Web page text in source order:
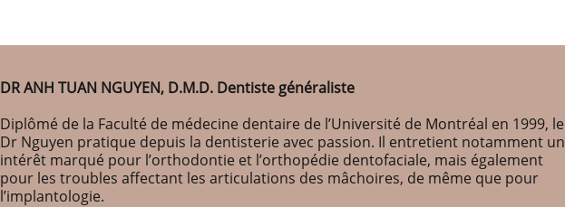
DR ANH TUAN NGUYEN, D.M.D. Dentiste généraliste
Diplômé de la Faculté de médecine dentaire de l’Université de Montréal en 1999, le
Dr Nguyen pratique depuis la dentisterie avec passion. Il entretient notamment un
intérêt marqué pour l’orthodontie et l’orthopédie dentofaciale, mais également
pour les troubles affectant les articulations des mâchoires, de même que pour
l’implantologie.